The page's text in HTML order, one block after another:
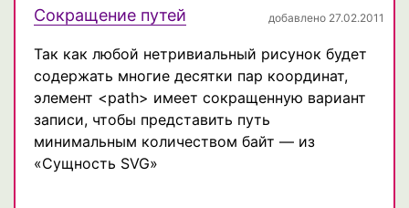
Сокращение путей добавлено 27.02.2011
Так как любой нетривиальный рисунок будет
содержать многие десятки пар координат,
элемент <path> имеет сокращенную вариант
записи, чтобы представить путь
минимальным количеством байт — из
«Сущность SVG»